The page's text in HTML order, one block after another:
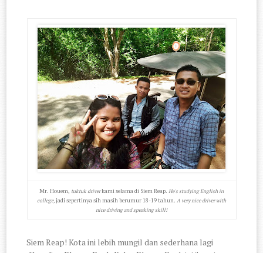
Mr. Houem, tuktuk driverkami selama di Siem Reap. He's studying English in
college,jadi sepertinya sih masih berumur 18-19 tahun. A very nice driver with
nice driving and speaking skill!
Siem Reap! Kota ini lebih mungil dan sederhana lagi